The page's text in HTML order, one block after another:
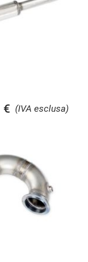
(IVA esclusa)
€